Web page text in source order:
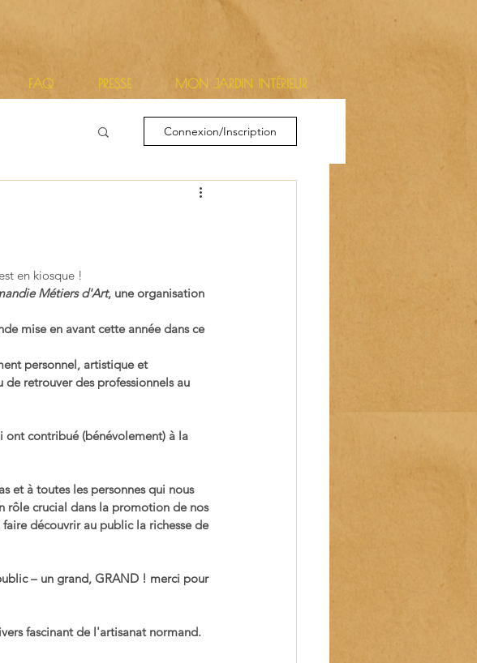
Connexion/Inscription
en kiosque !
Métiers d'Art, une organisation
mise en avant cette année dans ce
personnel, artistique et
retrouver des professionnels au
ont contribué (bénévolement) à la
et à toutes les personnes qui nous
rôle crucial dans la promotion de nos
découvrir au public la richesse de
– un grand, GRAND ! merci pour
fascinant de l'artisanat normand.
FAQ PRESSE MON JARDIN INTÉRIEUR